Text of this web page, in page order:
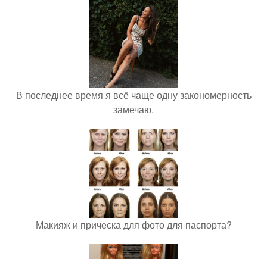
В последнее время я всё чаще одну закономерность
замечаю.
Макияж и прическа для фото для паспорта?